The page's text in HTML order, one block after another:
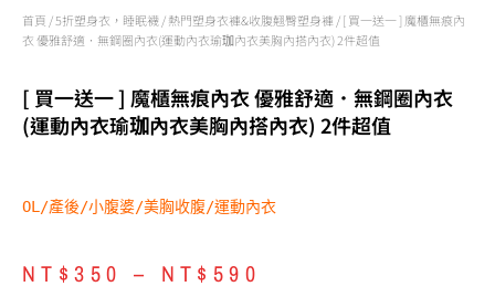
首頁 /5折塑身衣，睡眠襪/熱門塑身衣褲&收腹翹臀塑身褲 / [ 買一送一 ] 魔櫃無痕內
衣 優雅舒適．無鋼圈內衣(運動內衣瑜珈內衣美胸內搭內衣) 2件超值
[ 買一送一 ] 魔櫃無痕內衣 優雅舒適．無鋼圈內衣
(運動內衣瑜珈內衣美胸內搭內衣) 2件超值
OL/產後/小腹婆/美胸收腹/運動內衣
NT$350 – NT$ 590